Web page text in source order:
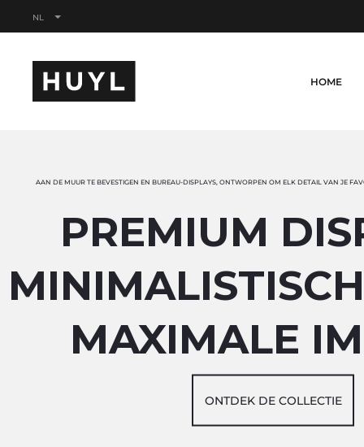
NL
HOME
AAN DE MUUR TE BEVESTIGEN EN BUREAU-DISPLAYS, ONTWORPEN OM ELK DETAIL VAN JE
PREMIUM
MAXIMALE
ONTDEK DE COLLECTIE